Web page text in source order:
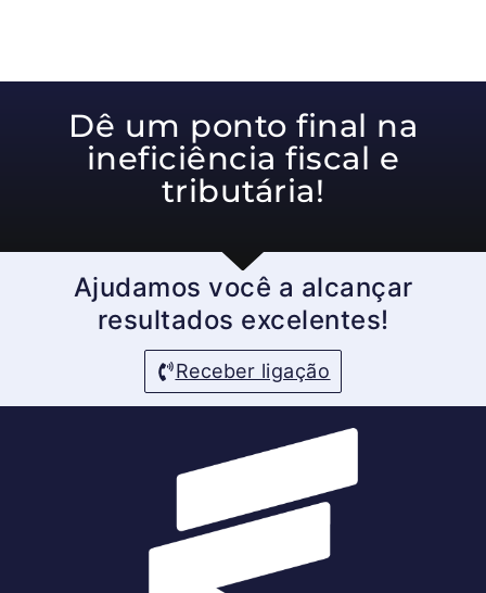
Dê um ponto final na
ineficiência fiscal e
tributária!
Ajudamos você a alcançar
resultados excelentes!
Receber ligação